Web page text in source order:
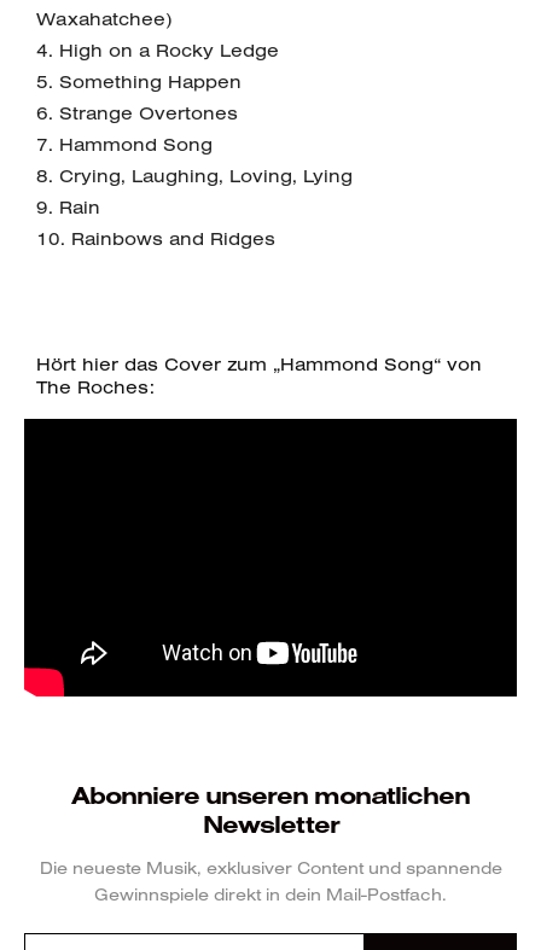
Waxahatchee)
4. High on a Rocky Ledge
5. Something Happen
6. Strange Overtones
7. Hammond Song
8. Crying, Laughing, Loving, Lying
9. Rain
10. Rainbows and Ridges
Hört hier das Cover zum „Hammond Song“ von
The Roches:
Abonniere unseren monatlichen
Newsletter
Die neueste Musik, exklusiver Content und spannende
Gewinnspiele direkt in dein Mail-Postfach.